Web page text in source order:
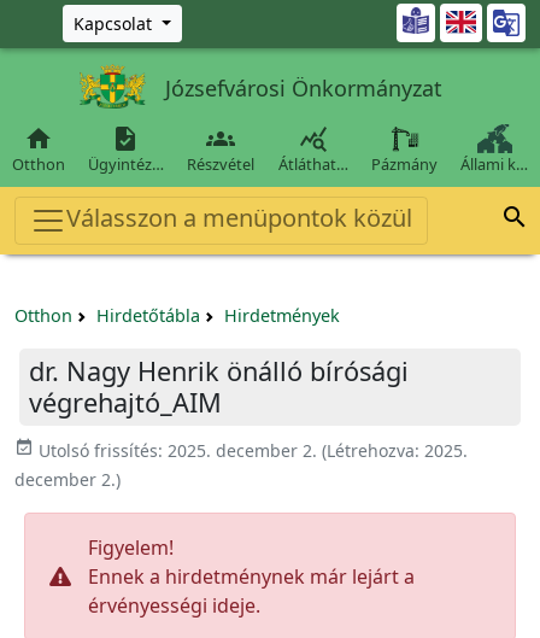
Ugrás a fő tartalomra
Kapcsolat 
Józsefvárosi Önkormányzat

Otthon

Ügyintéz…

Részvétel

Átláthat… Pázmány Állami k…
Válasszon a menüpontok közül 
Otthon Hirdetőtábla Hirdetmények
dr. Nagy Henrik önálló bírósági
végrehajtó_AIM
event_available Utolsó frissítés: 2025. december 2. (Létrehozva: 2025.
december 2.)
Figyelem!
Ennek a hirdetménynek már lejárt a
érvényességi ideje.